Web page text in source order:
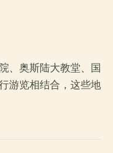
、奥斯陆大教堂、国
游览相结合，这些地